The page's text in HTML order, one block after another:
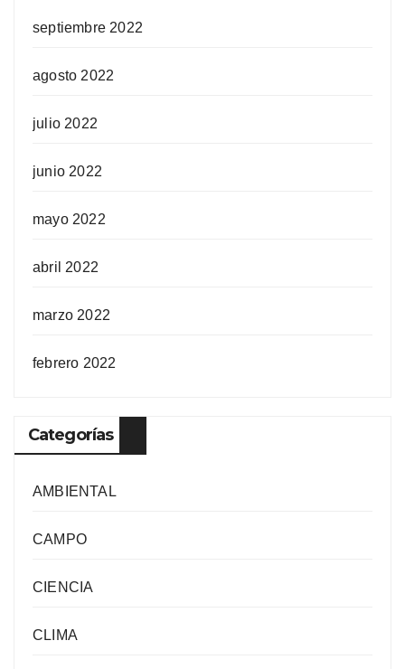
septiembre 2022
agosto 2022
julio 2022
junio 2022
mayo 2022
abril 2022
marzo 2022
febrero 2022
Categorías
AMBIENTAL
CAMPO
CIENCIA
CLIMA